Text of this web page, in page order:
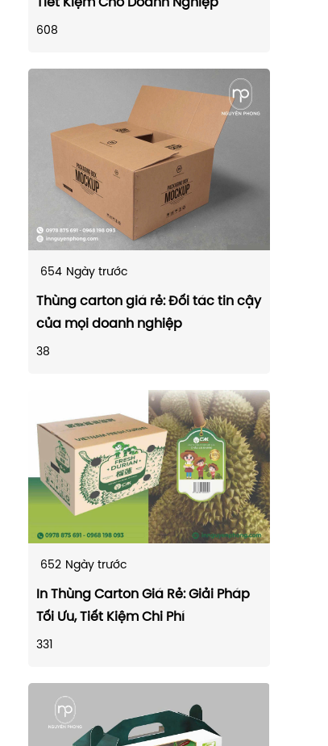
Tiết Kiệm Cho Doanh Nghiệp
608
654 Ngày trước
Thùng carton giá rẻ: Đối tác tin cậy
của mọi doanh nghiệp
38
652 Ngày trước
In Thùng Carton Giá Rẻ: Giải Pháp
Tối Ưu, Tiết Kiệm Chi Phí
331